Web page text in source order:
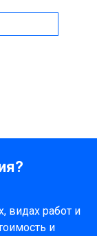
видах работ и
и